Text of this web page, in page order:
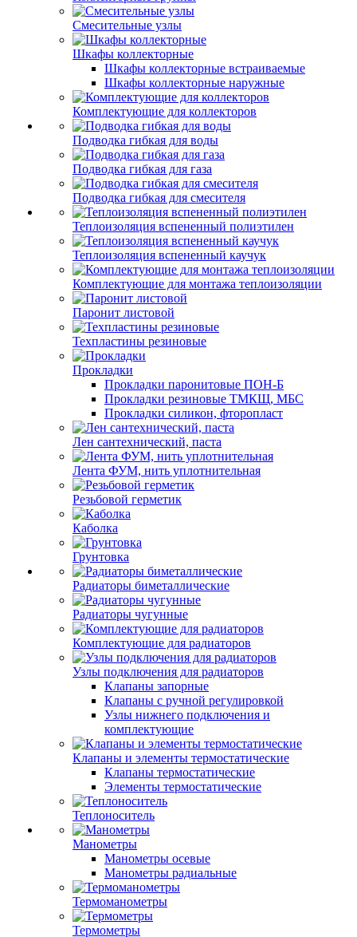
Смесительные узлы
Шкафы коллекторные
Шкафы коллекторные встраиваемые
Шкафы коллекторные наружные
Комплектующие для коллекторов
Подводка гибкая для воды
Подводка гибкая для газа
Подводка гибкая для смесителя
Теплоизоляция вспененный полиэтилен
Теплоизоляция вспененный каучук
Комплектующие для монтажа теплоизоляции
Паронит листовой
Техпластины резиновые
Прокладки
Прокладки паронитовые ПОН-Б
Прокладки резиновые ТМКЩ, МБС
Прокладки силикон, фторопласт
Лен сантехнический, паста
Лента ФУМ, нить уплотнительная
Резьбовой герметик
Каболка
Грунтовка
Радиаторы биметаллические
Радиаторы чугунные
Комплектующие для радиаторов
Узлы подключения для радиаторов
Клапаны запорные
Клапаны с ручной регулировкой
Узлы нижнего подключения и
комплектующие
Клапаны и элементы термостатические
Клапаны термостатические
Элементы термостатические
Теплоноситель
Манометры
Манометры осевые
Манометры радиальные
Термоманометры
Термометры